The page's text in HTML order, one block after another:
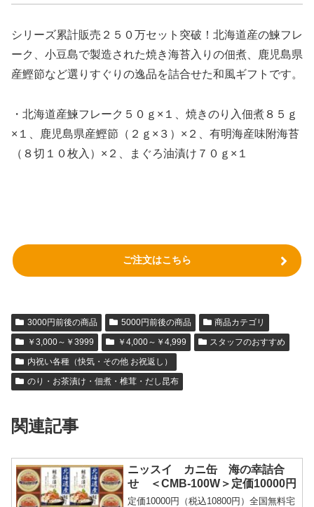
シリーズ累計販売２５０万セット突破！北海道産の鰊フレ
ーク、小豆島で製造された焼き海苔入りの佃煮、鹿児島県
産鰹節など選りすぐりの逸品を詰合せた和風ギフトです。
・北海道産鰊フレーク５０ｇ×１、焼きのり入佃煮８５ｇ
×１、鹿児島県産鰹節（２ｇ×３）×２、有明海産味附海苔
（８切１０枚入）×２、まぐろ油漬け７０ｇ×１
ご注文はこちら
3000円前後の商品 5000円前後の商品
商品カテゴリ
￥3,000～￥3999
￥4,000～￥4,999
スタッフのおすすめ
内祝い各種（快気・その他 お祝返し）
のり・お茶漬け・佃煮・椎茸・だし昆布
関連記事
ニッスイ カニ缶 海の幸詰合
せ ＜CMB-100W＞定価10000円
定価10000円（税込10800円）全国無料宅